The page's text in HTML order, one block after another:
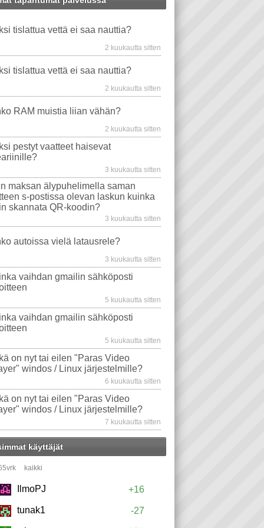
QR-KOODILLA
TIETOKONEET
PROSESSORIT WINDOWS VISTA
NÄYTÖT ONGELMA
WLAN
AJURIT VIRUSTORJUNTA
YOUTUBE
VIDEON TOISTO SAMSUNG
tislattua vettä ei saa nauttia?
2 kuukautta sitten
tislattua vettä ei saa nauttia?
2 kuukautta sitten
RAM muistia liian vähän?
2 kuukautta sitten
pestyt vaatteet haisevat
3 kuukautta sitten
maksan älypuhelimella saman
s-postissa olevan laskun kuinka
skannata QR-koodin?
3 kuukautta sitten
autoissa vielä latausrele?
3 kuukautta sitten
vaihdan gmailin sähköposti
5 kuukautta sitten
vaihdan gmailin sähköposti
5 kuukautta sitten
on nyt tai eilen "Paras Video
windos / Linux järjestelmille?
6 kuukautta sitten
on nyt tai eilen "Paras Video
windos / Linux järjestelmille?
7 kuukautta sitten
käyttäjät
kaikki
IlmoPJ +16
tunak1 -27